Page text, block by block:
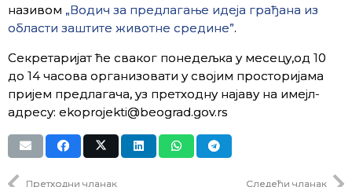
називом „Водич за предлагање идеја грађана из
области заштите животне средине”.
Секретаријат ће сваког понедељка у месецу,од 10
до 14 часова организовати у својим просторијама
пријем предлагача, уз претходну најаву на имејл-
адресу: ekoprojekti@beograd.gov.rs
Претходни чланак Следећи чланак